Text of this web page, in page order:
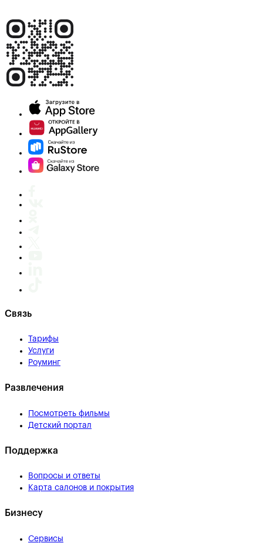
Связь
Тарифы
Услуги
Роуминг
Развлечения
Посмотреть фильмы
Детский портал
Поддержка
Вопросы и ответы
Карта салонов и покрытия
Бизнесу
Сервисы